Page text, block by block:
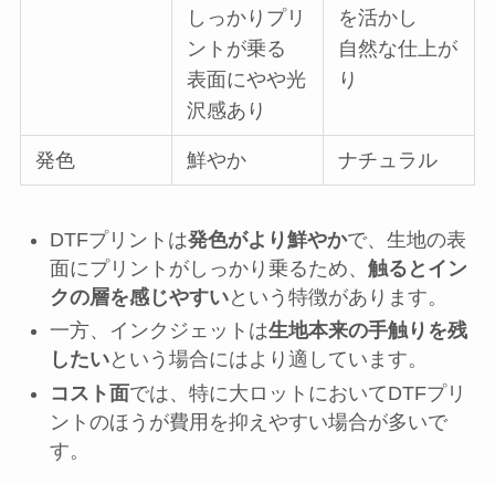
しっかりプリ
ントが乗る
表面にやや光
沢感あり
を活かし
自然な仕上が
り
発色 鮮やか ナチュラル
DTFプリントは発色がより鮮やかで、生地の表
面にプリントがしっかり乗るため、 触るとイン
クの層を感じやすいという特徴があります。
一方、インクジェットは生地本来の手触りを残
したいという場合にはより適しています。
コスト面では、特に大ロットにおいてDTFプリ
ントのほうが費用を抑えやすい場合が多いで
す。